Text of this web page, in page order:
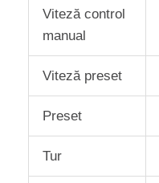
Viteză control
manual
Viteză preset
Preset
Tur